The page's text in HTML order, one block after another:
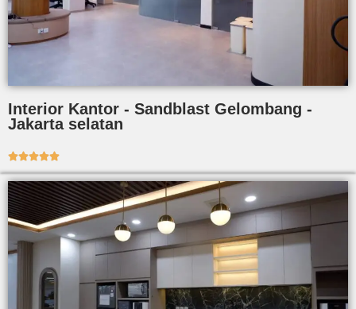
Interior Kantor - Sandblast Gelombang -
Jakarta selatan
